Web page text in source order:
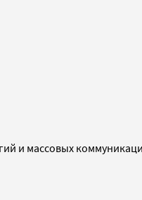
и массовых